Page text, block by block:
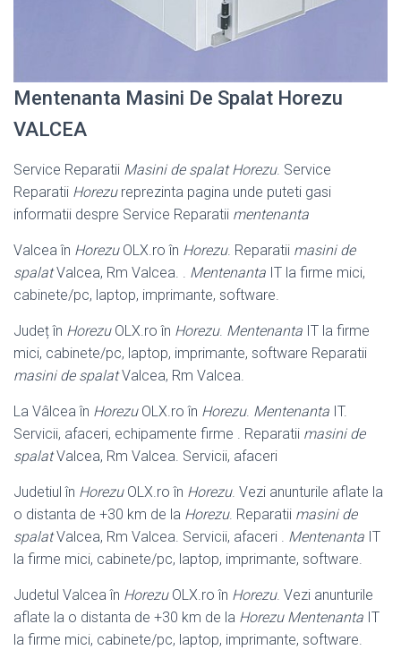
Mentenanta Masini De Spalat Horezu
VALCEA
Service Reparatii Masini de spalat Horezu. Service
Reparatii Horezureprezinta pagina unde puteti gasi
informatii despre Service Reparatii mentenanta
Valcea în HorezuOLX.ro în Horezu. Reparatii masini de
spalatValcea, Rm Valcea. . Mentenanta IT la firme mici,
cabinete/pc, laptop, imprimante, software.
Județ în HorezuOLX.ro în Horezu. Mentenanta IT la firme
mici, cabinete/pc, laptop, imprimante, software Reparatii
masini de spalatValcea, Rm Valcea.
La Vâlcea în HorezuOLX.ro în Horezu. Mentenanta IT.
Servicii, afaceri, echipamente firme . Reparatii masini de
spalatValcea, Rm Valcea. Servicii, afaceri
Judetiul în HorezuOLX.ro în Horezu. Vezi anunturile aflate la
o distanta de +30 km de la Horezu. Reparatii masini de
spalatValcea, Rm Valcea. Servicii, afaceri . Mentenanta IT
la firme mici, cabinete/pc, laptop, imprimante, software.
Judetul Valcea în HorezuOLX.ro în Horezu. Vezi anunturile
aflate la o distanta de +30 km de la Horezu Mentenanta IT
la firme mici, cabinete/pc, laptop, imprimante, software.